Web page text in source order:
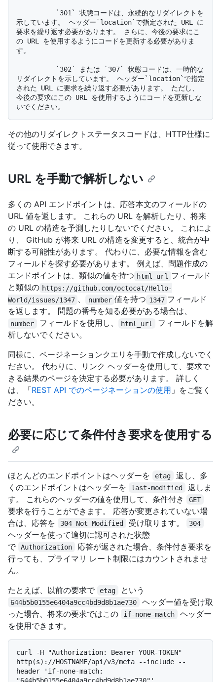
示しています。 ヘッダー`location`で指定された URL に
要求を繰り返す必要があります。 さらに、今後の要求にこ
の URL を使用するようにコードを更新する必要がありま
す。
リダイレクトを示しています。 ヘッダー`location`で指定
された URL に要求を繰り返す必要があります。 ただし、
今後の要求にこの URL を使用するようにコードを更新しな
その他のリダイレクトステータスコードは、HTTP仕様に
従って使用できます。
URL を手動で解析しない
多くの API エンドポイントは、応答本文のフィールドの
URL 値を返します。 これらの URL を解析したり、将来
の URL の構造を予測したりしないでください。 これによ
り、 GitHub が将来 URL の構造を変更すると、統合が中
断する可能性があります。 代わりに、必要な情報を含む
フィールドを探す必要があります。 例えば、問題作成の
エンドポイントは、類似の値を持つ html_url
フィールド
と類似の https://github.com/octocat/Hello-
World/issues/1347 、 number 値を持つ 1347 フィールド
を返します。 問題の番号を知る必要がある場合は、
number フィールドを使用し、 html_url
フィールドを解
析しないでください。
同様に、ページネーションクエリを手動で作成しないでく
ださい。 代わりに、リンク ヘッダーを使用して、要求で
きる結果のページを決定する必要があります。 詳しく
は、「REST API でのページネーションの使用 」をご覧く
ださい。
必要に応じて条件付き要求を使用する
ほとんどのエンドポイントはヘッダーを etag
返し、多
くのエンドポイントはヘッダーを
last-modified
返しま
す。 これらのヘッダーの値を使用して、条件付き
GET
要求を行うことができます。 応答が変更されていない場
合は、応答を
304 Not Modified 受け取ります。 304
ヘッダーを使って適切に認可された状態
で
Authorization
応答が返された場合、条件付き要求を
行っても、プライマリ レート制限にはカウントされませ
ん。
たとえば、以前の要求で
etag という
644b5b0155e6404a9cc4bd9d8b1ae730
ヘッダー値を受け取
った場合、将来の要求ではこの
if-none-match
ヘッダー
を使用できます。
curl -H "Authorization: Bearer YOUR-TOKEN"
http(s)://HOSTNAME/api/v3/meta --include --
header 'if-none-match: